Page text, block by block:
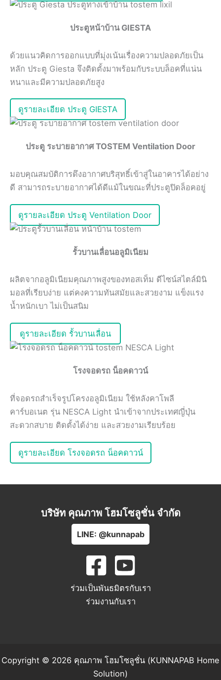
ประตูหน้าบ้าน GIESTA
ด้วยแนวคิดการออกแบบที่มุ่งเน้นเรื่องความปลอดภัยเป็น
หลัก ประตู Giesta จึงติดตั้งมาพร้อมกับระบบล็อคที่แน่น
หนาและมีความปลอดภัยสูง
ดูรายละเอียด ประตู GIESTA
ประตู ระบายอากาศ TOSTEM Ventilation Door
มอบคุณสมบัติการดึงอากาศบริสุทธิ์เข้าสู่ในอาคารได้อย่าง
ดี สามารถระบายอากาศได้ดีแม้ในขณะที่ประตูปิดล็อคอยู่
ดูรายละเอียด ประตู Ventilation Door
รั้วบานเลื่อนอลูมิเนียม
ผลิตจากอลูมิเนียมคุณภาพสูงของทอสเท็ม ดีไซน์สไตล์มินิ
มอลที่เรียบง่าย แต่คงความทันสมัยและสวยงาม แข็งแรง
น้ำหนักเบา ไม่เป็นสนิม
ดูรายละเอียด รั้วบานเลื่อน
โรงจอดรถ น็อคดาวน์
ที่จอดรถสำเร็จรูปโครงอลูมิเนียม ใช้หลังคาโพลี
คาร์บอเนต รุ่น NESCA Light นำเข้าจากประเทศญี่ปุ่น
สะดวกสบาย ติดตั้งได้ง่าย และสวยงามเรียบร้อย
ดูรายละเอียด โรงจอดรถ น็อคดาวน์
บริษัท คุณภาพ โฮมโซลูชั่น จำกัด
LINE: @kunnapab
ร่วมเป็นพันธมิตรกับเรา
ร่วมงานกับเรา
Copyright © 2026 คุณภาพ โฮมโซลูชั่น (KUNNAPAB Home
Solution)